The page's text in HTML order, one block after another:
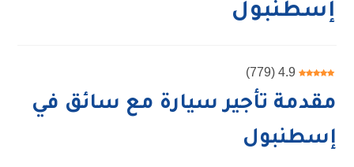
إسطنبول
4.9
(
779
)
مقدمة تأجير سيارة مع سائق في
إسطنبول